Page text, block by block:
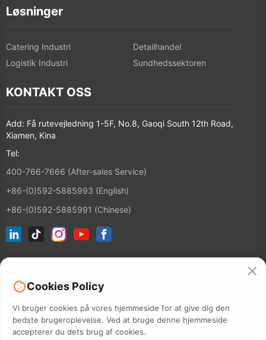
Løsninger
Catering Industri
Detailhandel
Logistik Industri
Sundhedssektoren
KONTAKT OSS
Add: Få rutevejledning 1-5F, No.8, Gaoqi South 12th Road,
Xiamen, Kina
Tel:
400-766-7666 (After-sales Service)
+86-(0)592-5885993 (English)
+86-(0)592-5885991 (Chinese)
Cookies Policy
Vi bruger cookies på vores hjemmeside for at give dig den
bedste brugeroplevelse. Ved at bruge denne hjemmeside
accepterer du dets brug af cookies.